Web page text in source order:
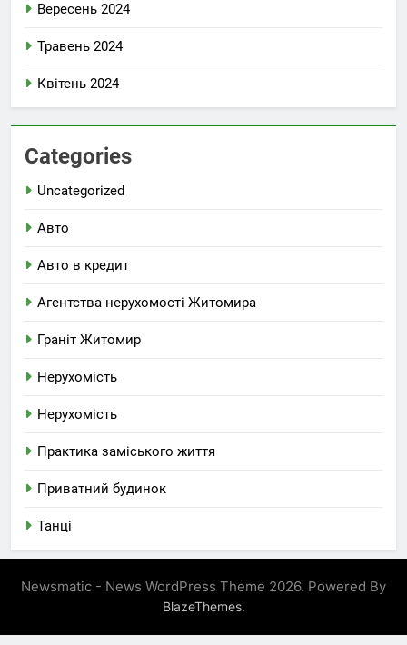
Вересень 2024
Травень 2024
Квітень 2024
Categories
Uncategorized
Авто
Авто в кредит
Агентства нерухомості Житомира
Граніт Житомир
Нерухомість
Нерухомість
Практика заміського життя
Приватний будинок
Танці
Newsmatic - News WordPress Theme 2026. Powered By
BlazeThemes.